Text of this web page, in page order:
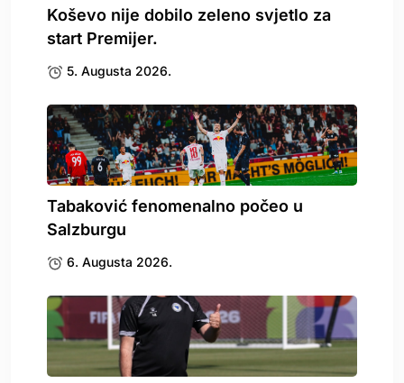
Koševo nije dobilo zeleno svjetlo za
start Premijer.
5. Augusta 2026.
Tabaković fenomenalno počeo u
Salzburgu
6. Augusta 2026.